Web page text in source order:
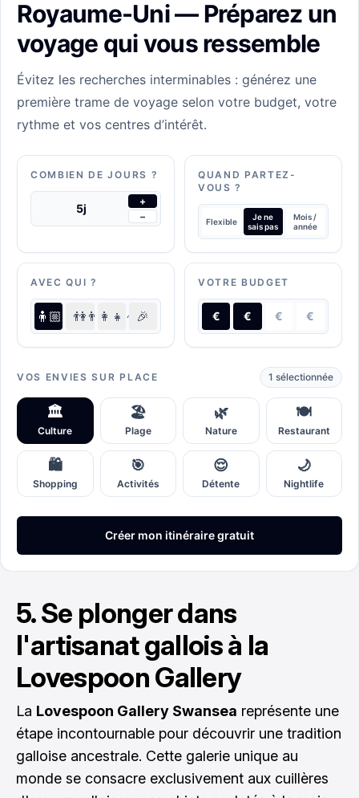
5. Se plonger dans
l'artisanat gallois à la
Lovespoon Gallery
La Lovespoon Gallery Swansea représente une
étape incontournable pour découvrir une tradition
galloise ancestrale. Cette galerie unique au
monde se consacre exclusivement aux cuillères